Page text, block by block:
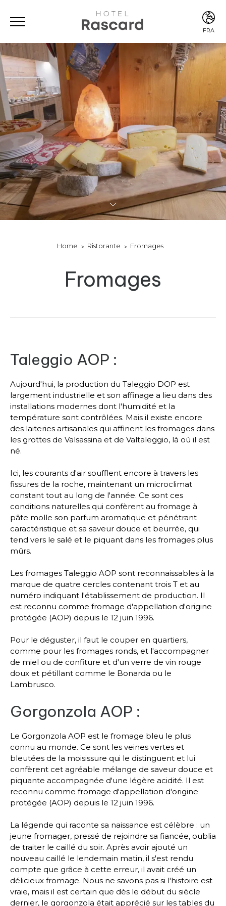
FRA
ITA
ENG
Home Ristorante Fromages
Fromages
Taleggio AOP :
Aujourd'hui, la production du Taleggio DOP est
largement industrielle et son affinage a lieu dans des
installations modernes dont l'humidité et la
température sont contrôlées. Mais il existe encore
des laiteries artisanales qui affinent les fromages dans
les grottes de Valsassina et de Valtaleggio, là où il est
né.
Ici, les courants d'air soufflent encore à travers les
fissures de la roche, maintenant un microclimat
constant tout au long de l'année. Ce sont ces
conditions naturelles qui confèrent au fromage à
pâte molle son parfum aromatique et pénétrant
caractéristique et sa saveur douce et beurrée, qui
tend vers le salé et le piquant dans les fromages plus
mûrs.
Les fromages Taleggio AOP sont reconnaissables à la
marque de quatre cercles contenant trois T et au
numéro indiquant l'établissement de production. Il
est reconnu comme fromage d'appellation d'origine
protégée (AOP) depuis le 12 juin 1996.
Pour le déguster, il faut le couper en quartiers,
comme pour les fromages ronds, et l'accompagner
de miel ou de confiture et d'un verre de vin rouge
doux et pétillant comme le Bonarda ou le
Lambrusco.
Gorgonzola AOP :
Le Gorgonzola AOP est le fromage bleu le plus
connu au monde. Ce sont les veines vertes et
bleutées de la moisissure qui le distinguent et lui
confèrent cet agréable mélange de saveur douce et
piquante accompagnée d'une légère acidité. Il est
reconnu comme fromage d'appellation d'origine
protégée (AOP) depuis le 12 juin 1996.
La légende qui raconte sa naissance est célèbre : un
jeune fromager, pressé de rejoindre sa fiancée, oublia
de traiter le caillé du soir. Après avoir ajouté un
nouveau caillé le lendemain matin, il s'est rendu
compte que grâce à cette erreur, il avait créé un
délicieux fromage. Nous ne savons pas si l'histoire est
vraie, mais il est certain que dès le début du siècle
dernier, le gorgonzola était apprécié sur les tables du